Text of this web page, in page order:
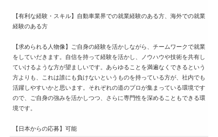
【有利な経験・スキル】自動車業界での就業経験のある方、海外での就業
経験のある方
【求められる人物像】ご自身の経験を活かしながら、チームワークで就業
をしていだきます。自信を持って経験を活かし、ノウハウや技術を共有し
ていけるような方が望ましいです。あらゆることを満遍なくできるという
方よりも、これは誰にも負けないというものを持っている方が、社内でも
活躍しやすいかと思います。それぞれの道のプロが集まっている環境です
ので、ご自身の強みを活かしつつ、さらに専門性を深めることもできる環
境です。
【日本からの応募】可能